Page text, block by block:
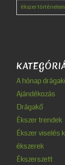
ékszer történelem
A hónap
Ajándékozás
Drágakő
Ékszer trendek
Ékszer viselés
ékszerek
Ékszerszett